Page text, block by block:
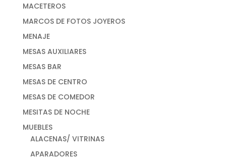
MACETEROS
MARCOS DE FOTOS JOYEROS
MENAJE
MESAS AUXILIARES
MESAS BAR
MESAS DE CENTRO
MESAS DE COMEDOR
MESITAS DE NOCHE
MUEBLES
ALACENAS/ VITRINAS
APARADORES